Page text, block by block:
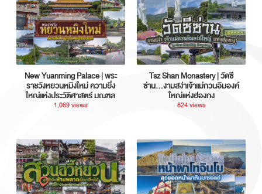
New Yuanming Palace | พระ
ราชวังหยวนหมิงใหม่ ความยิ่ง
ใหญ่แห่งประวัติศาสตร์ มณฑล
กวางตุ้ง ประเทศจีน
1,069 views
Tsz Shan Monastery | วัดซี
ซ่าน…งามสง่าเจ้าแม่กวนอิมองค์
ใหญ่แห่งฮ่องกง
824 views